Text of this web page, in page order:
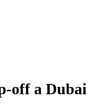
off a Dubai